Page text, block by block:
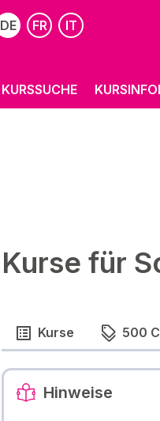
DE FR IT
KURSSUCHE
Kurse für
Kurse 500
Hinweise